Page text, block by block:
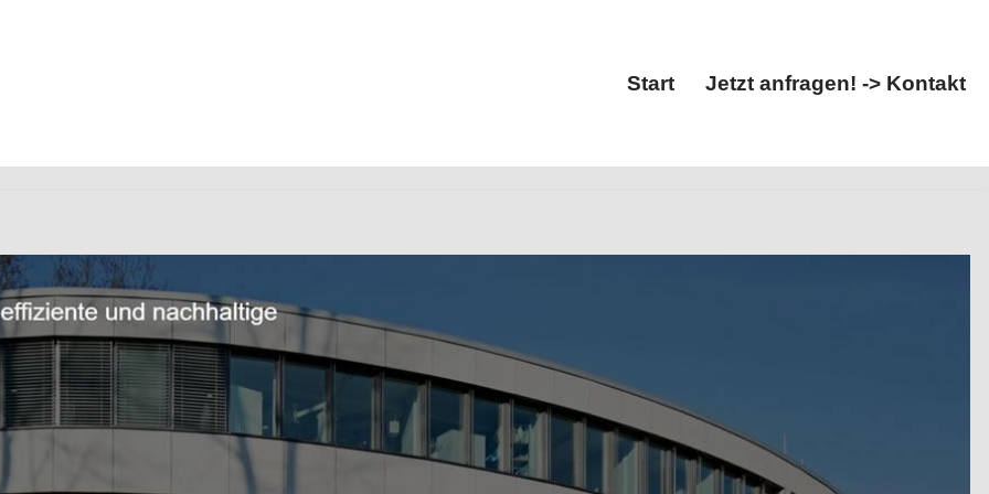
Start Jetzt anfragen! -> Kontakt
als auch ✓Bauingenieur, Wärmeschutz, Brandschutz, Ingenieurbau. Gesucht: ✓Brandschutz,
für 61231 Bad Nauheim.